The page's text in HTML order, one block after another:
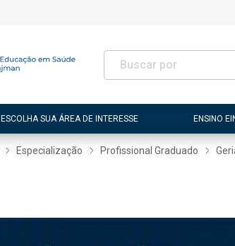
ESCOLHA SUA ÁREA DE INTERESSE ENSINO
Especialização Profissional Graduado